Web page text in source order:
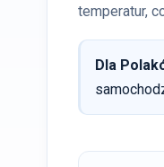
temperatur,
Dla